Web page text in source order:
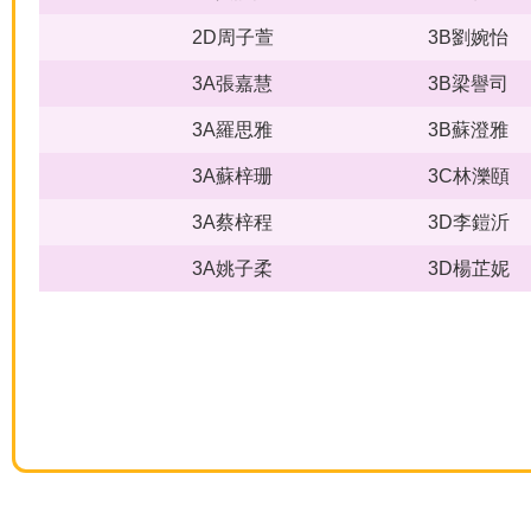
2D周子萱 3B劉婉怡
3A張嘉慧 3B梁譽司
3A羅思雅 3B蘇澄雅
3A蘇梓珊 3C林濼頤
3A蔡梓程 3D李鎧沂
3A姚子柔 3D楊芷妮